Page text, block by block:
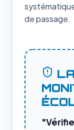
de passage.